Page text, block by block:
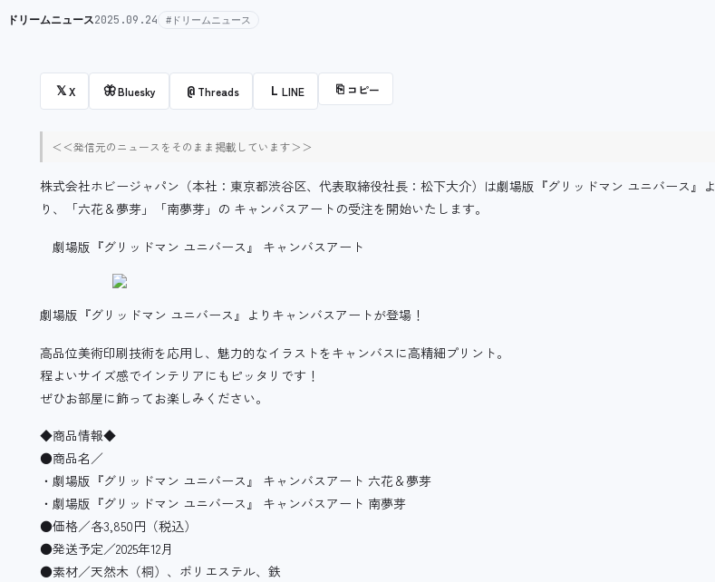
ドリームニュース2025.09.24 #ドリームニュース
𝕏X 🦋Bluesky @ Threads L LINE ⎘ コピー
＜＜発信元のニュースをそのまま掲載しています＞＞
株式会社ホビージャパン（本社：東京都渋谷区、代表取締役社長：松下大介）は劇場版『グリッドマン ユニバース』よ
り、「六花＆夢芽」「南夢芽」の キャンバスアートの受注を開始いたします。
劇場版『グリッドマン ユニバース』 キャンバスアート
劇場版『グリッドマン ユニバース』よりキャンバスアートが登場！
高品位美術印刷技術を応用し、魅力的なイラストをキャンバスに高精細プリント。
程よいサイズ感でインテリアにもピッタリです！
ぜひお部屋に飾ってお楽しみください。
◆商品情報◆
●商品名／
・劇場版『グリッドマン ユニバース』 キャンバスアート 六花＆夢芽
・劇場版『グリッドマン ユニバース』 キャンバスアート 南夢芽
●価格／各3,850円（税込）
●発送予定／2025年12月
●素材／天然木（桐）、ポリエステル、鉄